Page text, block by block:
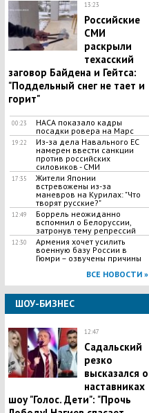
13:23
Российские
СМИ
раскрыли
техасский
заговор Байдена и Гейтса:
"Поддельный снег не тает и
горит"
00:23
НАСА показало кадры
посадки ровера на Марс
19:22
Из-за дела Навального ЕС
намерен ввести санкции
против российских
силовиков - СМИ
17:35
Жители Японии
встревожены из-за
маневров на Курилах: "Что
творят русские?"
12:49
​Боррель неожиданно
вспомнил о Белоруссии,
затронув тему репрессий
12:30
​Армения хочет усилить
военную базу России в
Гюмри – озвучены причины
ВСЕ НОВОСТИ »
ШОУ-БИЗНЕС
12:47
Садальский
резко
высказался о
наставниках
шоу "Голос. Дети": "Прочь